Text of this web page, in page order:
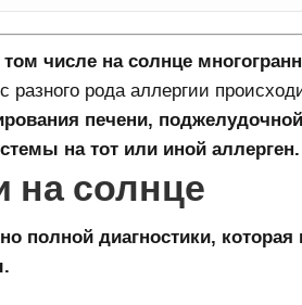
числе на солнце
рода аллергии
печени,
на тот или иной аллерген.
на солнце
полной диагностики,